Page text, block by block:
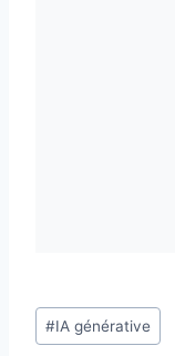
Étiquettes
de
#IA générative